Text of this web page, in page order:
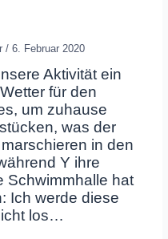
/ 6. Februar 2020
Aktivität ein
für den
um zuhause
was der
in den
Y ihre
Schwimmhalle hat
Ich werde diese
los…